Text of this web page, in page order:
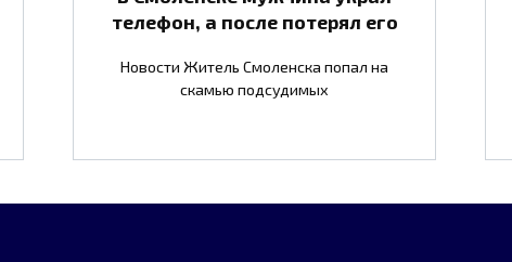
телефон, а после потерял его
Новости Житель Смоленска попал на
скамью подсудимых